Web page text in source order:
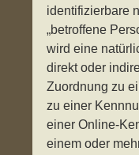
identifizierbare
„betroffene
wird eine
direkt oder
Zuordnung zu
zu einer
einer Online-
einem oder